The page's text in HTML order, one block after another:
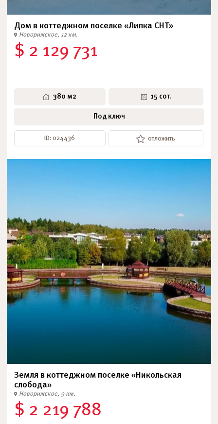
Дом в коттеджном поселке «Липка СНТ»
Новорижское, 12 км.
$ 2 129 731
380 м2 15 сот.
Под ключ
ID: 024436 отложить
Земля в коттеджном поселке «Никольская
слобода»
Новорижское, 9 км.
$ 2 219 788